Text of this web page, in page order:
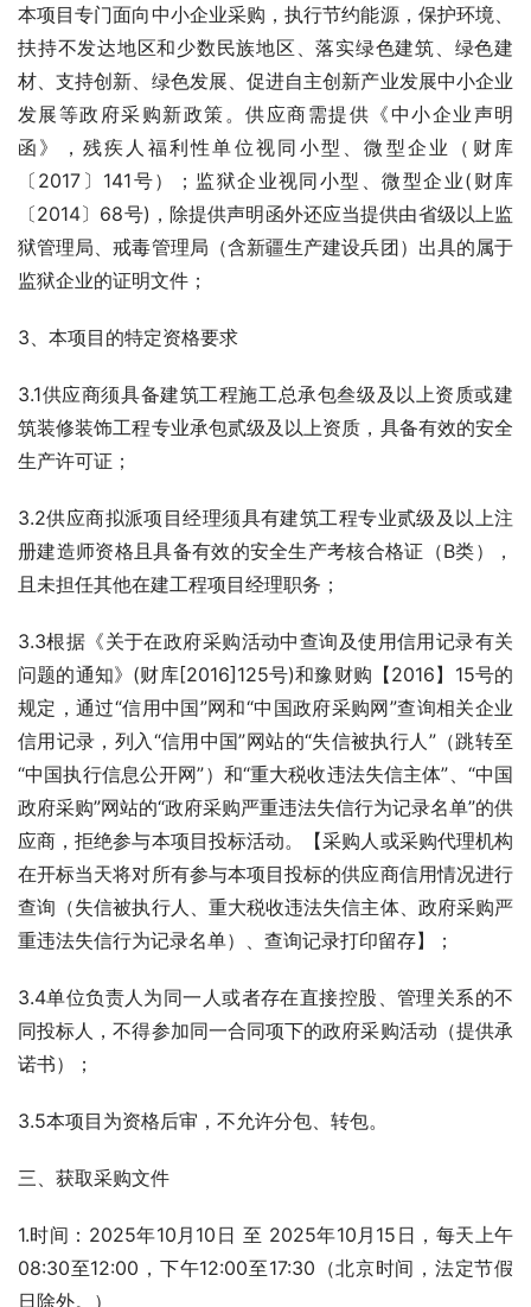
本项目专门面向中小企业采购，执行节约能源，保护环境、
扶持不发达地区和少数民族地区、落实绿色建筑、绿色建
材、支持创新、绿色发展、促进自主创新产业发展中小企业
发展等政府采购新政策。供应商需提供《中小企业声明
函》，残疾人福利性单位视同小型、微型企业（财库
〔2017〕141号）；监狱企业视同小型、微型企业(财库
〔2014〕68号)，除提供声明函外还应当提供由省级以上监
狱管理局、戒毒管理局（含新疆生产建设兵团）出具的属于
监狱企业的证明文件；
3、本项目的特定资格要求
3.1供应商须具备建筑工程施工总承包叁级及以上资质或建
筑装修装饰工程专业承包贰级及以上资质，具备有效的安全
生产许可证；
3.2供应商拟派项目经理须具有建筑工程专业贰级及以上注
册建造师资格且具备有效的安全生产考核合格证（B类），
且未担任其他在建工程项目经理职务；
3.3根据《关于在政府采购活动中查询及使用信用记录有关
问题的通知》(财库[2016]125号)和豫财购【2016】15号的
规定，通过“信用中国”网和“中国政府采购网”查询相关企业
信用记录，列入“信用中国”网站的“失信被执行人”（跳转至
“中国执行信息公开网”）和“重大税收违法失信主体”、“中国
政府采购”网站的“政府采购严重违法失信行为记录名单”的供
应商，拒绝参与本项目投标活动。【采购人或采购代理机构
在开标当天将对所有参与本项目投标的供应商信用情况进行
查询（失信被执行人、重大税收违法失信主体、政府采购严
重违法失信行为记录名单）、查询记录打印留存】；
3.4单位负责人为同一人或者存在直接控股、管理关系的不
同投标人，不得参加同一合同项下的政府采购活动（提供承
诺书）；
3.5本项目为资格后审，不允许分包、转包。
三、获取采购文件
1.时间：2025年10月10日 至 2025年10月15日，每天上午
08:30至12:00，下午12:00至17:30（北京时间，法定节假
日除外。）